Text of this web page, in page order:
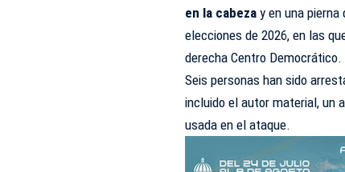
en la cabeza y en una
elecciones de 2026, en las
derecha Centro Democrático.
Seis personas han sido
incluido el autor material, un
usada en el ataque.